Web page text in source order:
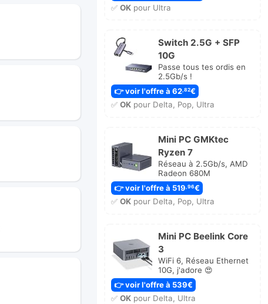
✅ OKpour Ultra
Switch 2.5G + SFP
10G
Passe tous tes ordis en
2.5Gb/s !
👉 voir l'offre à 62,82€
✅ OKpour Delta, Pop, Ultra
Mini PC GMKtec
Ryzen 7
Réseau à 2.5Gb/s, AMD
Radeon 680M
👉 voir l'offre à 519,96€
✅ OKpour Delta, Pop, Ultra
Mini PC Beelink Core
3
WiFi 6, Réseau Ethernet
10G, j'adore 😍
👉 voir l'offre à 539€
✅ OKpour Delta, Ultra